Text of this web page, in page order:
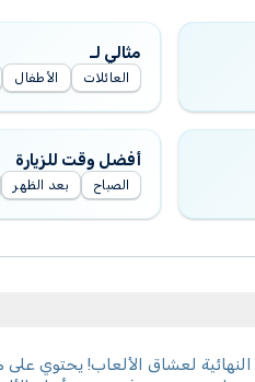
مثالي لـ
العائلات الأطفال
أفضل وقت للزيارة
الصباح بعد الظهر
لعشاق الألعاب! يحتوي